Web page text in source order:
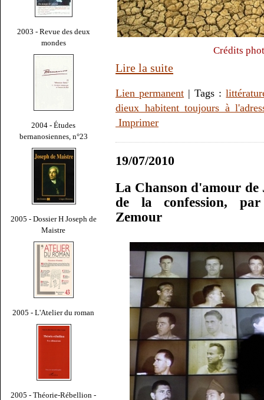
2003 - Revue des deux
mondes
2004 - Études
bernanosiennes, n°23
2005 - Dossier H Joseph de
Maistre
2005 - L'Atelier du roman
2005 - Théorie-Rébellion -
Crédits
Lire la suite
Lien permanent | Tags :
dieux habitent toujours à
Imprimer
19/07/2010
La Chanson d'amour de
de la confession, par
Zemour